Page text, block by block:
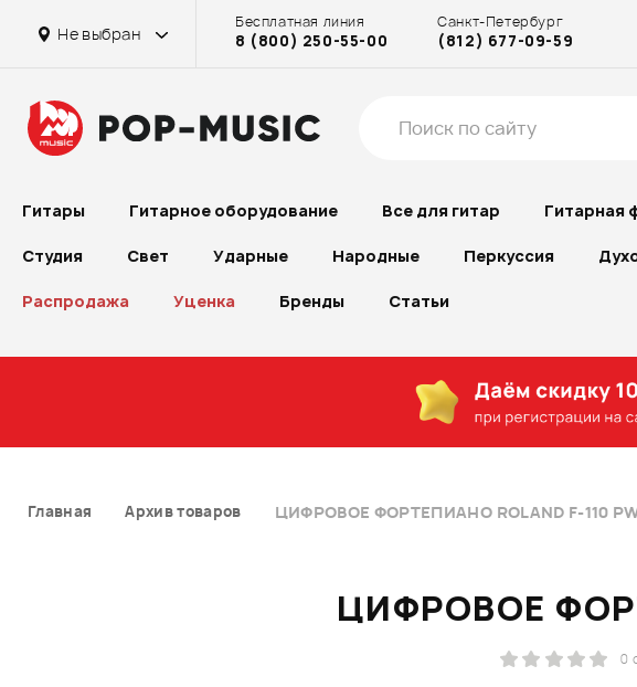
Не выбран
Бесплатная линия
8 (800) 250-55-00
Санкт-Петербург
(812) 677-09-59
Гитары Гитарное оборудование Все для гитар Гитарная
Студия Свет Ударные Народные Перкуссия
Распродажа Уценка Бренды Статьи
Главная Архив товаров ЦИФРОВОЕ ФОРТЕПИАНО ROLAND F-110
ЦИФРОВОЕ
0